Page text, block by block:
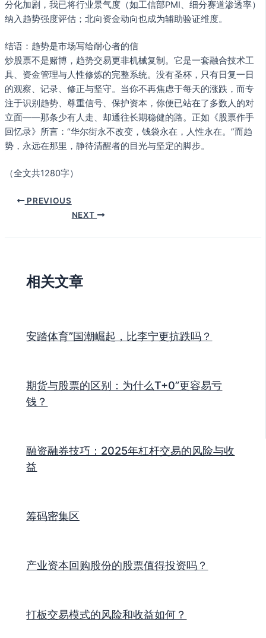
分化加剧，我已将行业景气度（如工信部PMI、细分赛道渗透率）
纳入趋势强度评估；北向资金动向也成为辅助验证维度。
结语：趋势是市场写给耐心者的信
炒股票不是赌博，趋势交易更非机械复制。它是一套融合技术工
具、资金管理与人性修炼的完整系统。没有圣杯，只有日复一日
的观察、记录、修正与坚守。当你不再焦虑于每天的涨跌，而专
注于识别趋势、尊重信号、保护资本，你便已站在了多数人的对
立面——那条少有人走、却通往长期稳健的路。正如《股票作手
回忆录》所言：“华尔街永不改变，钱袋永在，人性永在。”而趋
势，永远在那里，静待清醒者的目光与坚定的脚步。
（全文共1280字）
PREVIOUS
NEXT
相关文章
安踏体育”国潮崛起，比李宁更抗跌吗？
期货与股票的区别：为什么T+0”更容易亏
钱？
融资融券技巧：2025年杠杆交易的风险与收
益
筹码密集区
产业资本回购股份的股票值得投资吗？
打板交易模式的风险和收益如何？